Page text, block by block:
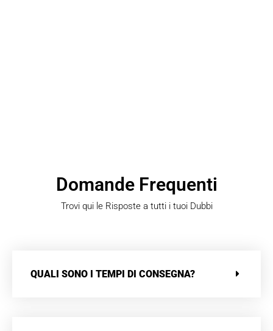
Domande Frequenti
Trovi qui le Risposte a tutti i tuoi Dubbi
QUALI SONO I TEMPI DI CONSEGNA?